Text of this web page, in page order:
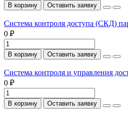
В корзину Оставить заявку
Система контроля доступа (СКД)
0 ₽
В корзину Оставить заявку
Система контроля и управления
0 ₽
В корзину Оставить заявку